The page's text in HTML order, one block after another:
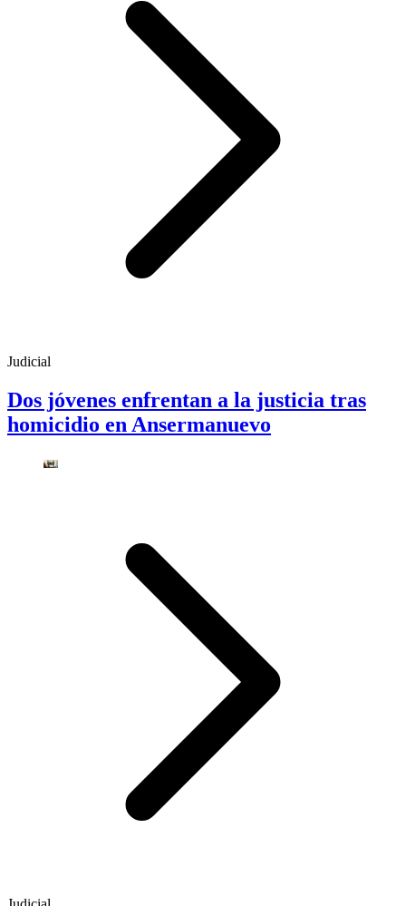
Judicial
Dos jóvenes enfrentan a la justicia tras
homicidio en Ansermanuevo